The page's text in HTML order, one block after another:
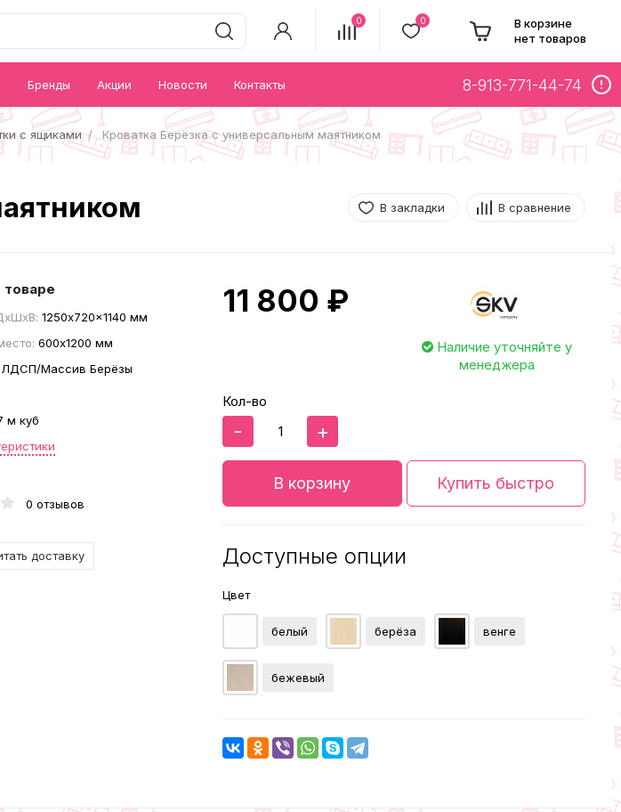
0 0
В корзине
нет товаров
Бренды Акции Новости Контакты 8-913-771-44-74
с ящиками Кроватка Берёзка с универсальным маятником
В закладки В сравнение
товаре
1250x720x1140 мм
600x1200 мм
ЛДСП/Массив Берёзы
м куб
0 отзывов
доставку
11 800 ₽
Наличие уточняйте у
менеджера
Кол-во
- +
В корзину Купить быстро
Доступные опции
Цвет
белый берёза венге
бежевый